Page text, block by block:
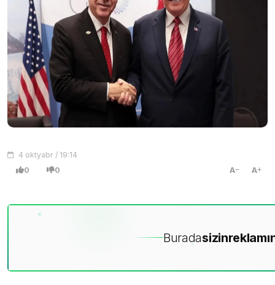
4 oktyabr / 19:14
0 0 A A
Buradasizin